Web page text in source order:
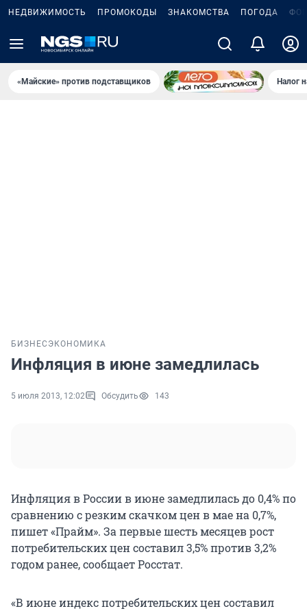
НЕДВИЖИМОСТЬ ПРОМОКОДЫ ЗНАКОМСТВА ПОГОДА
«Майские» против подставщиков Налог
БИЗНЕС ЭКОНОМИКА
Инфляция в июне замедлилась
5 июля 2013, 12:02 Обсудить 143
Инфляция в России в июне замедлилась до 0,4% по
сравнению с резким скачком цен в мае на 0,7%,
пишет «Прайм». За первые шесть месяцев рост
потребительских цен составил 3,5% против 3,2%
годом ранее, сообщает Росстат.
«В июне индекс потребительских цен составил